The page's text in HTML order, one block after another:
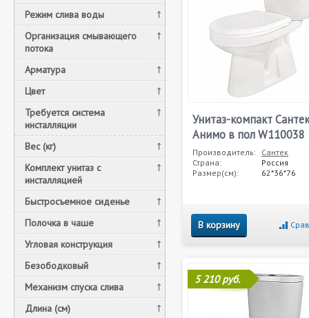
Режим слива воды
Организация смывающего
потока
Арматура
Цвет
Требуется система
инсталляции
Вес (кг)
Комплект унитаз c
инсталляцией
Быстросъемное сиденье
Полочка в чаше
Угловая конструкция
Безободковый
Механизм спуска слива
Длина (см)
Унитаз-компакт Сантек
Анимо в пол W110038
Производитель: Сантек
Страна:
Россия
Размер(см):
62*36*76
В корзину
5 210 руб.